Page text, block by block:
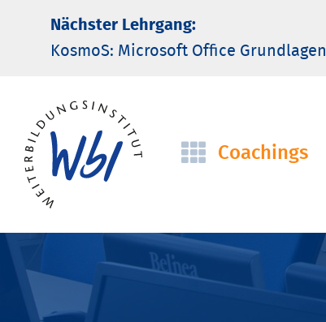
Nächster Lehrgang:
KosmoS: Microsoft Office Grund­lagen
Navigation
Coachings